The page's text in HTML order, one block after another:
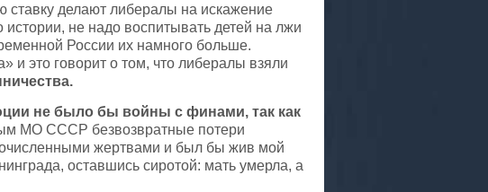
ставку делают либералы на искажение
не надо воспитывать детей на лжи
России их намного больше.
и это говорит о том, что либералы взяли
не было бы войны с финами, так как
МО СССР безвозвратные потери
жертвами и был бы жив мой
оставшись сиротой: мать умерла, а